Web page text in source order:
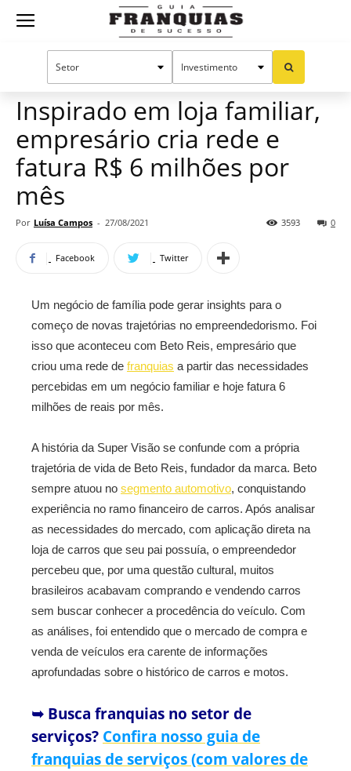
Guia
Sucesso
Empreendedorismo
Inspirado em loja familiar,
empresário cria rede e
fatura R$ 6 milhões por
mês
Por Luísa Campos - 27/08/2021 0
3593
Facebook Twitter
Um negócio de família pode gerar insights para o
começo de novas trajetórias no empreendedorismo. Foi
isso que aconteceu com Beto Reis, empresário que
criou uma rede de franquias a partir das necessidades
percebidas em um negócio familiar e hoje fatura 6
milhões de reais por mês.
A história da Super Visão se confunde com a própria
trajetória de vida de Beto Reis, fundador da marca. Beto
sempre atuou no segmento automotivo, conquistando
experiência no ramo financeiro de carros. Após analisar
as necessidades do mercado, com aplicação direta na
loja de carros que seu pai possuía, o empreendedor
percebeu que, por uma questão cultural, muitos
brasileiros acabavam comprando e vendendo carros
sem buscar conhecer a procedência do veículo. Com
as análises, foi entendido que o mercado de compra e
venda de veículos era carente de informações
aprofundadas sobre o histórico de carros e motos.
➥ Busca franquias no setor de
serviços? Confira nosso guia de
franquias de serviços (com valores de